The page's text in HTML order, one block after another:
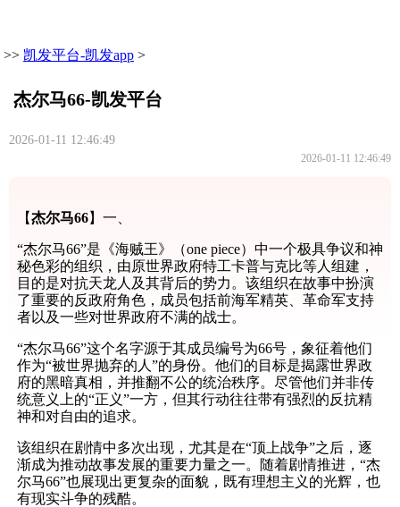
>> 凯发平台-凯发app >
杰尔马66-凯发平台
2026-01-11 12:46:49
2026-01-11 12:46:49
【杰尔马66】一、
“杰尔马66”是《海贼王》（one piece）中一个极具争议和神
秘色彩的组织，由原世界政府特工卡普与克比等人组建，
目的是对抗天龙人及其背后的势力。该组织在故事中扮演
了重要的反政府角色，成员包括前海军精英、革命军支持
者以及一些对世界政府不满的战士。
“杰尔马66”这个名字源于其成员编号为66号，象征着他们
作为“被世界抛弃的人”的身份。他们的目标是揭露世界政
府的黑暗真相，并推翻不公的统治秩序。尽管他们并非传
统意义上的“正义”一方，但其行动往往带有强烈的反抗精
神和对自由的追求。
该组织在剧情中多次出现，尤其是在“顶上战争”之后，逐
渐成为推动故事发展的重要力量之一。随着剧情推进，“杰
尔马66”也展现出更复杂的面貌，既有理想主义的光辉，也
有现实斗争的残酷。